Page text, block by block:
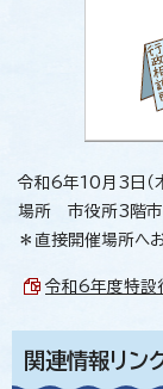
令和6年10月3日
場所 市役所3階市
＊直接開催場所へお
令和6年度特設
関連情報リン